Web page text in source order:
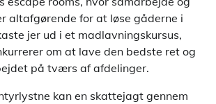
altafgørende for at løse gåderne i
jer ud i et madlavningskursus,
om at lave den bedste ret og
på tværs af afdelinger.
kan en skattejagt gennem